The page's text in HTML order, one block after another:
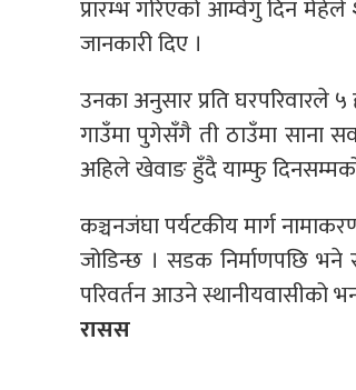
प्रारम्भ गरिएको आम्वेगु दिन
जानकारी दिए ।
उनका अनुसार प्रति
गाउँमा पुगेसँगै ती ठाउँमा साना
अहिले खेवाङ हुँदै याम्फु
कञ्चनजंघा पर्यटकीय मार्ग
जोडिन्छ । सडक निर्माणपछि भने
परिवर्तन आउने स्थानीयवासीको
रासस